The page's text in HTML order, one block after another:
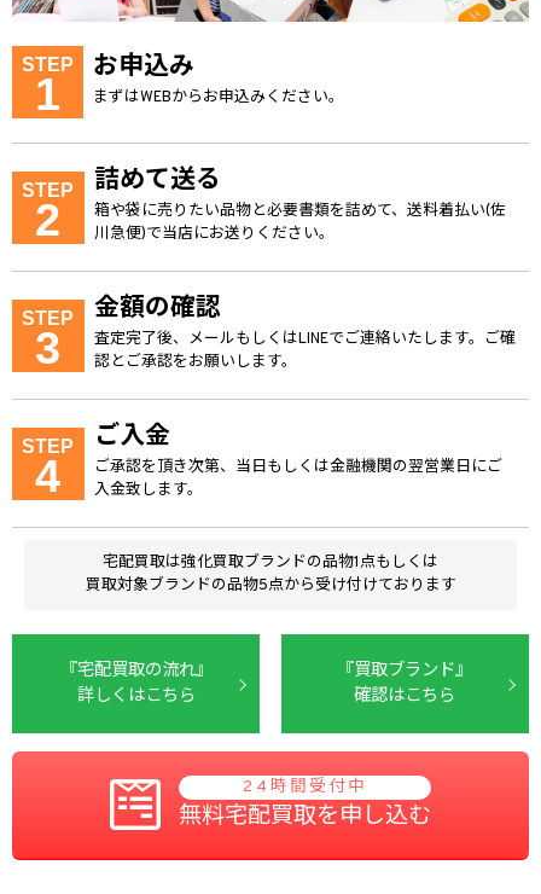
STEP
1
お申込み
まずはWEBからお申込みください。
STEP
2
詰めて送る
箱や袋に売りたい品物と必要書類を詰めて、送料着払い(佐
川急便)で当店にお送りください。
STEP
3
金額の確認
査定完了後、メールもしくはLINEでご連絡いたします。ご確
認とご承認をお願いします。
STEP
4
ご入金
ご承認を頂き次第、当日もしくは金融機関の翌営業日にご
入金致します。
宅配買取は強化買取ブランドの品物1点もしくは
買取対象ブランドの品物5点から受け付けております
『宅配買取の流れ』
詳しくはこちら
『買取ブランド』
確認はこちら
24時間受付中
無料宅配買取を申し込む